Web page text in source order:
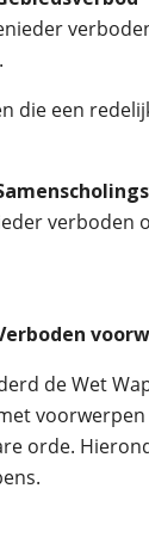
die een
verboden
de Wet
orde.